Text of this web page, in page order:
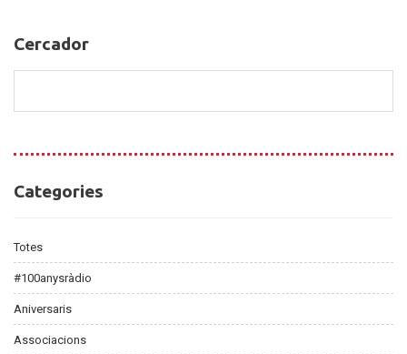
Cercador
Cercador
Categories
Categories
Totes
#100anysràdio
Aniversaris
Associacions